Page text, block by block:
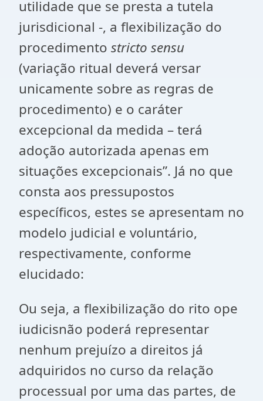
utilidade que se presta a tutela
jurisdicional -, a flexibilização do
procedimento stricto sensu
(variação ritual deverá versar
unicamente sobre as regras de
procedimento) e o caráter
excepcional da medida – terá
adoção autorizada apenas em
situações excepcionais”. Já no que
consta aos pressupostos
específicos, estes se apresentam no
modelo judicial e voluntário,
respectivamente, conforme
elucidado:
Ou seja, a flexibilização do rito ope
iudicisnão poderá representar
nenhum prejuízo a direitos já
adquiridos no curso da relação
processual por uma das partes, de